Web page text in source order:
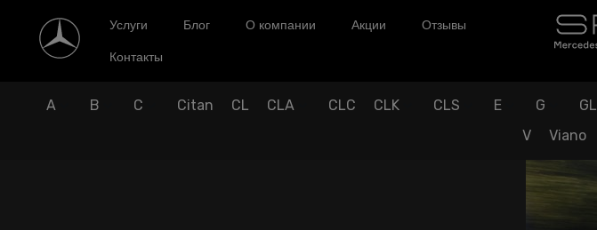
Услуги Блог О компании Акции Отзывы
Контакты
A B C Citan CL CLA CLC CLK CLS E G GL
V
Viano